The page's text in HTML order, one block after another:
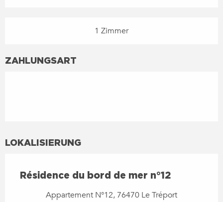
1 Zimmer
ZAHLUNGSART
LOKALISIERUNG
Résidence du bord de mer n°12
Appartement N°12, 76470 Le Tréport